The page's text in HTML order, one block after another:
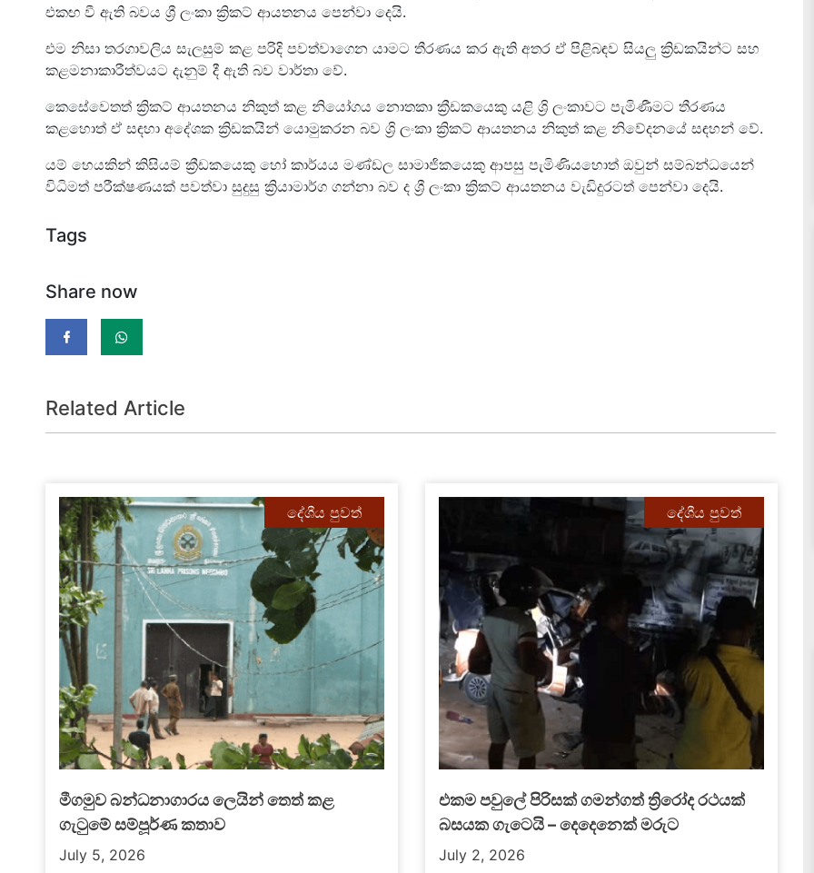
එකඟ වී ඇති බවය ශ්‍රී ලංකා ක්‍රිකට් ආයතනය පෙන්වා දෙයි.
එම නිසා තරගාවලිය සැලසුම් කළ පරිදි පවත්වාගෙන යාමට තීරණය කර ඇති අතර ඒ පිළිබඳව සියලු ක්‍රිඩකයින්ට සහ
කළමනාකාරීත්වයට දැනුම් දී ඇති බව වාර්තා වේ.
කෙසේවෙතත් ක්‍රිකට් ආයතනය නිකුත් කළ නියෝගය නොතකා ක්‍රීඩකයෙකු යළි ශ්‍රි ලංකාවට පැමිණීමට තීරණය
කළහොත් ඒ සඳහා අදේශක ක්‍රිඩකයින් යොමුකරන බව ශ්‍රි ලංකා ක්‍රිකට් ආයතනය නිකුත් කළ නිවේදනයේ සඳහන් වේ.
යම් හෙයකින් කිසියම් ක්‍රීඩකයෙකු හෝ කාර්යය මණ්ඩල සාමාජිකයෙකු ආපසු පැමිණියහොත් ඔවුන් සම්බන්ධයෙන්
විධිමත් පරීක්ෂණයක් පවත්වා සුදුසු ක්‍රියාමාර්ග ගන්නා බව ද ශ්‍රී ලංකා ක්‍රිකට් ආයතනය වැඩිදුරටත් පෙන්වා දෙයි.
Tags
Share now
Related Article
දේශීය පුවත්
එකම පවුලේ පිරිසක් ගමන්ගත් ත්‍රිරෝද රථයක්
බසයක ගැටෙයි – දෙදෙනෙක් මරුට
July 2, 2026
දේශීය පුවත්
කාදිනල් හිමිට එරෙහි අසත්‍ය ප්‍රචාර කතෝලික
රදගුරු සම්මේලනය හෙළා දකී
පාස්කු ඉරිදා ත්‍රස්ත ප්‍රහාරයේ වින්දිතයන්ට සත්‍යය සහ